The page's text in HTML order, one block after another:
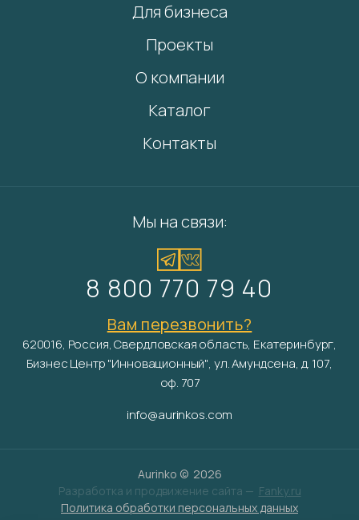
Для бизнеса
Проекты
О компании
Каталог
Контакты
Мы на связи:
8 800 770 79 40
Вам перезвонить?
620016, Россия, Свердловская область, Екатеринбург,
Бизнес Центр "Инновационный", ул. Амундсена, д. 107,
оф. 707
info@aurinkos.com
Aurinko © 2026
Разработка и продвижение сайта — Fanky.ru
Политика обработки персональных данных